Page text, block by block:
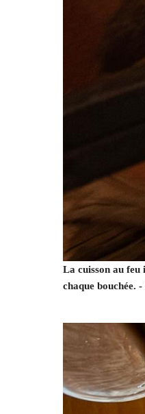
La cuisson au feu
chaque bouchée.